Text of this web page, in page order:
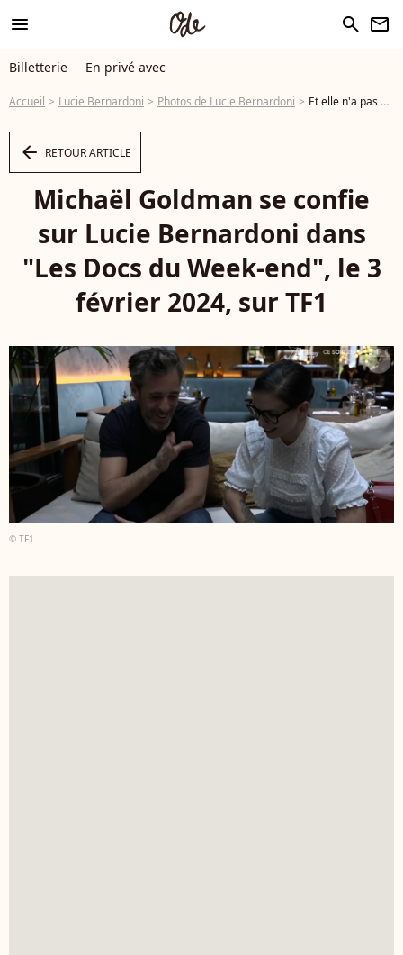
menu search newsletter
Billetterie En privé avec
Accueil Lucie Bernardoni Photos de Lucie Bernardoni Et elle n'a pas oublié Michaël Goldman Michaël Goldman se confie sur Lucie Bernardoni dans "Les Docs du Week-end", le 3 février 2024, sur TF1 - Photo
arrow_left RETOUR ARTICLE
Michaël Goldman se confie
sur Lucie Bernardoni dans
"Les Docs du Week-end", le 3
février 2024, sur TF1
© TF1